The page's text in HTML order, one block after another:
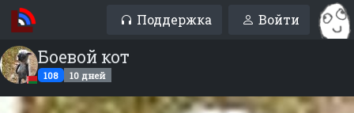
Поддержка Войти
Боевой кот
108 10 дней